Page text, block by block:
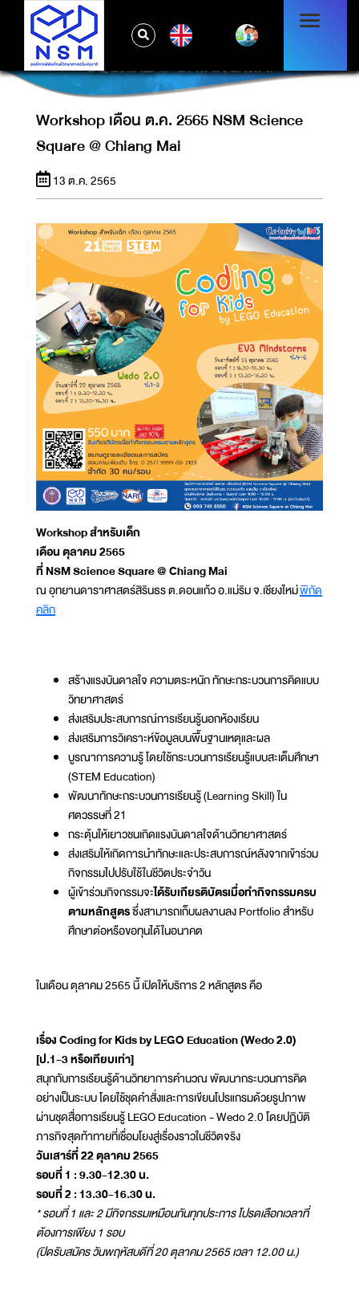
WORKSHOP เดือน ต.ค. 2565 NSM SCIENCE
SQUARE @ CHIANG MAI
Workshop เดือน ต.ค. 2565 NSM Science
Square @ Chiang Mai
13 ต.ค. 2565
Workshop สำหรับเด็ก
เดือน ตุลาคม 2565
ที่ NSM Science Square @ Chiang Mai
ณ อุทยานดาราศาสตร์สิรินธร ต.ดอนแก้ว อ.แม่ริม จ.เชียงใหม่พิกัด
คลิก
สร้างแรงบันดาลใจ ความตระหนัก ทักษะกระบวนการคิดแบบ
วิทยาศาสตร์
ส่งเสริมประสบการณ์การเรียนรู้นอกห้องเรียน
ส่งเสริมการวิเคราะห์ข้อมูลบนพื้นฐานเหตุและผล
บูรณาการความรู้ โดยใช้กระบวนการเรียนรู้แบบสะเต็มศึกษา
(STEM Education)
พัฒนาทักษะกระบวนการเรียนรู้ (Learning Skill) ใน
ศตวรรษที่ 21
กระตุ้นให้เยาวชนเกิดแรงบันดาลใจด้านวิทยาศาสตร์
ส่งเสริมให้เกิดการนำทักษะและประสบการณ์หลังจากเข้าร่วม
กิจกรรมไปปรับใช้ในชีวิตประจำวัน
ผู้เข้าร่วมกิจกรรมจะได้รับเกียรติบัตรเมื่อทำกิจกรรมครบ
ตามหลักสูตรซึ่งสามารถเก็บผลงานลง Portfolio สำหรับ
ศึกษาต่อหรือขอทุนได้ในอนาคต
ในเดือน ตุลาคม 2565 นี้ เปิดให้บริการ 2 หลักสูตร คือ
เรื่อง Coding for Kids by LEGO Education (Wedo 2.0)
[ป.1-3 หรือเทียบเท่า]
สนุกกับการเรียนรู้ด้านวิทยาการคำนวณ พัฒนากระบวนการคิด
อย่างเป็นระบบ โดยใช้ชุดคำสั่งและการเขียนโปรแกรมด้วยรูปภาพ
ผ่านชุดสื่อการเรียนรู้ LEGO Education - Wedo 2.0 โดยปฏิบัติ
ภารกิจสุดท้าทายที่เชื่อมโยงสู่เรื่องราวในชีวิตจริง
วันเสาร์ที่ 22 ตุลาคม 2565
รอบที่ 1 : 9.30-12.30 น.
รอบที่ 2 : 13.30-16.30 น.
* รอบที่ 1 และ 2 มีกิจกรรมเหมือนกันทุกประการ โปรดเลือกเวลาที่
ต้องการเพียง 1 รอบ
(ปิดรับสมัคร วันพฤหัสบดีที่ 20 ตุลาคม 2565 เวลา 12.00 น.)